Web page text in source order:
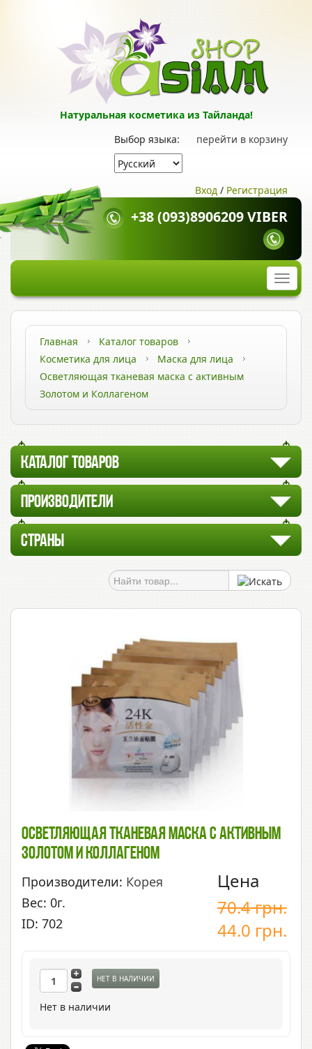
Натуральная косметика из Тайланда!
перейти в корзину
Выбор языка:
Вход / Регистрация
+38 (093)8906209 VIBER
Главная
Каталог товаров
Косметика для лица
Маска для лица
Осветляющая тканевая маска с активным
Золотом и Коллагеном
КАТАЛОГ ТОВАРОВ
ПРОИЗВОДИТЕЛИ
СТРАНЫ
Осветляющая Тканевая Маска С Активным
Золотом И Коллагеном
Производители: Корея
Вес: 0г.
ID: 702
Цена
70.4грн.
44.0 грн.
НЕТ В НАЛИЧИИ
Нет в наличии